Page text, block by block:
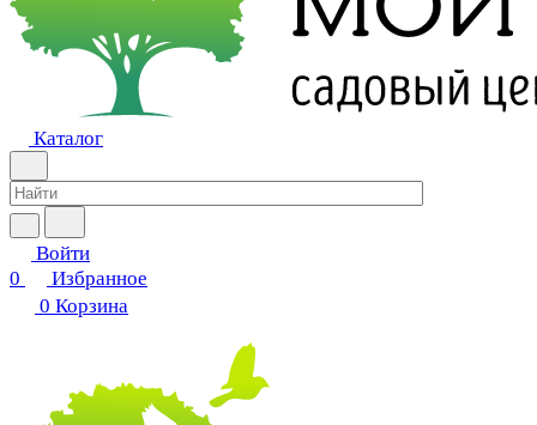
Каталог
Войти
0
Избранное
0 Корзина